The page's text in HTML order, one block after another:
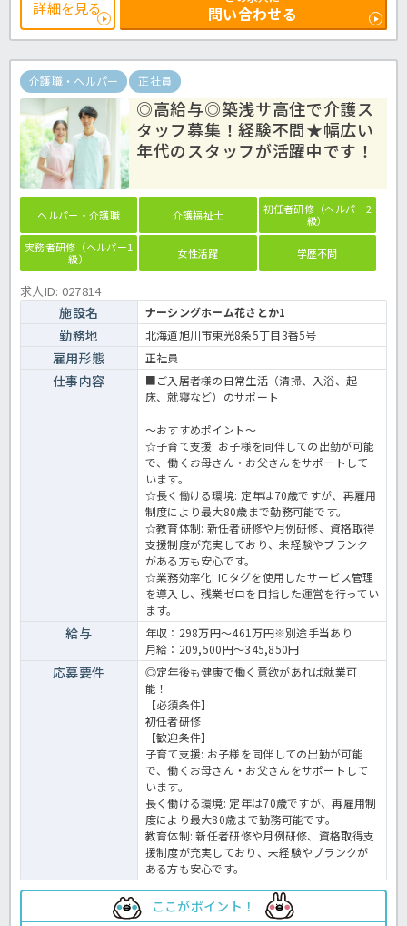
＜介護職 正職員 サービス付き高齢者向け住宅の求人＞
詳細を見る 問い合わせる
介護職・ヘルパー 正社員
◎高給与◎築浅サ高住で介護ス
タッフ募集！経験不問★幅広い
年代のスタッフが活躍中です！
ヘルパー・介護職 介護福祉士
初任者研修（ヘルパー2
級）
実務者研修（ヘルパー1
級）
女性活躍 学歴不問
求人ID: 027814
施設名 ナーシングホーム花さとか1
勤務地 北海道旭川市東光8条5丁目3番5号
雇用形態 正社員
仕事内容
■ご入居者様の日常生活（清掃、入浴、起
床、就寝など）のサポート
～おすすめポイント～
☆子育て支援: お子様を同伴しての出勤が可能
で、働くお母さん・お父さんをサポートして
います。
☆長く働ける環境: 定年は70歳ですが、再雇用
制度により最大80歳まで勤務可能です。
☆教育体制: 新任者研修や月例研修、資格取得
支援制度が充実しており、未経験やブランク
がある方も安心です。
☆業務効率化: ICタグを使用したサービス管理
を導入し、残業ゼロを目指した運営を行ってい
ます。
給与
年収：298万円～461万円※別途手当あり
月給：209,500円～345,850円
応募要件
◎定年後も健康で働く意欲があれば就業可
能！
【必須条件】
初任者研修
【歓迎条件】
子育て支援: お子様を同伴しての出勤が可能
で、働くお母さん・お父さんをサポートして
います。
長く働ける環境: 定年は70歳ですが、再雇用制
度により最大80歳まで勤務可能です。
教育体制: 新任者研修や月例研修、資格取得支
援制度が充実しており、未経験やブランクが
ある方も安心です。
ここがポイント！